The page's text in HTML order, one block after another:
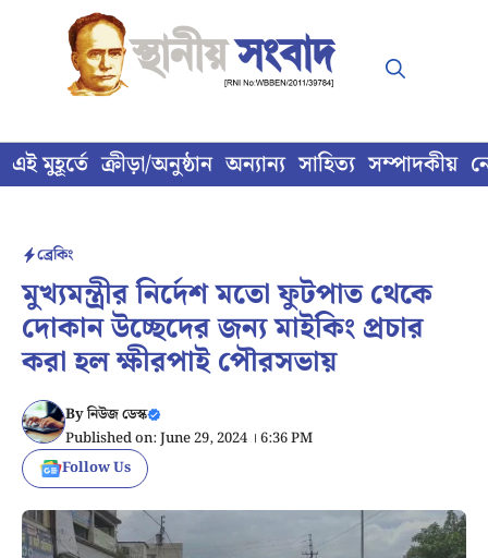
content
এই মুহূর্তে ক্রীড়া/অনুষ্ঠান অন্যান্য সাহিত্য সম্পাদকীয়
ব্রেকিং
মুখ্যমন্ত্রীর নির্দেশ মতো ফুটপাত থেকে
দোকান উচ্ছেদের জন্য মাইকিং প্রচার
করা হল ক্ষীরপাই পৌরসভায়
Byনিউজ ডেস্ক
Published on: June 29, 2024 । 6:36 PM
Follow Us